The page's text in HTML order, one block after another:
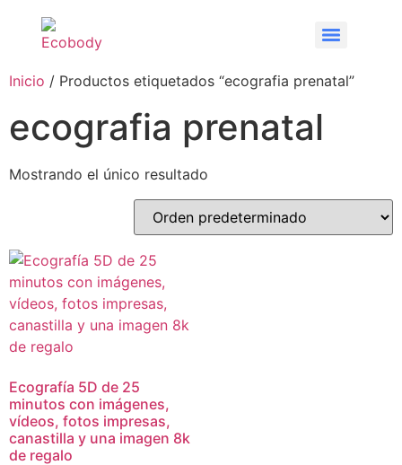
Inicio / Productos etiquetados “ecografia prenatal”
ecografia prenatal
Mostrando el único resultado
Ecografía 5D de 25
minutos con imágenes,
vídeos, fotos impresas,
canastilla y una imagen 8k
de regalo